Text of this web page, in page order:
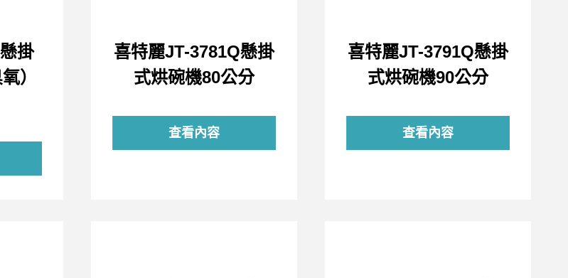
掛
）
喜特麗JT-3781Q懸掛
式烘碗機80公分
查看內容
喜特麗JT-3791Q懸掛
式烘碗機90公分
查看內容